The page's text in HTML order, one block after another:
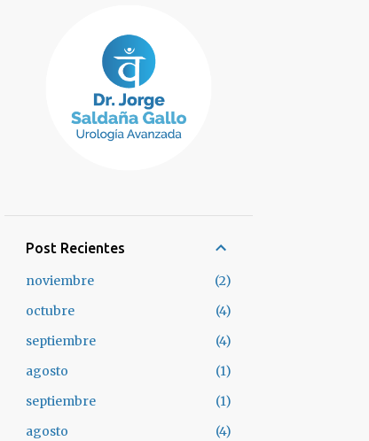
Post Recientes
noviembre
2
octubre
4
septiembre
4
agosto
1
septiembre
1
agosto
4